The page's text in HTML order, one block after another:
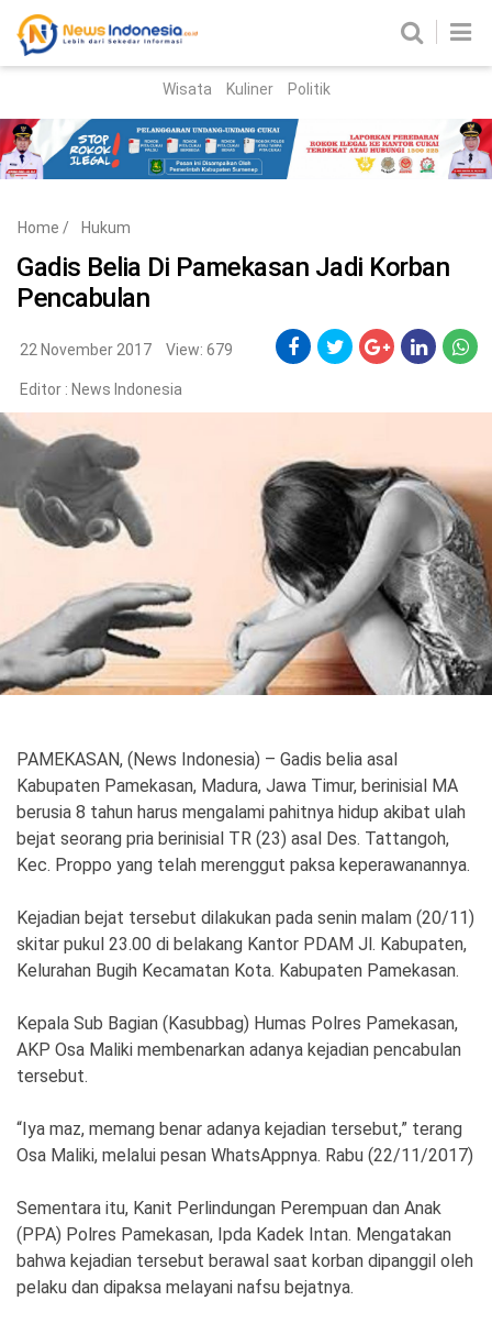
Parlemen
Nasional
Peristiwa
Hukum Kriminal
Korupsi
Politik
Gaya Hidup
Kesehatan Kuliner
Otomotif
Iptek
Teknologi
SosBud
Wisata
Indeks Birokrasi
Wisata Kuliner Politik
Home / Hukum
Gadis Belia Di Pamekasan Jadi Korban
Pencabulan
22 November 2017 View: 679
Editor : News Indonesia
PAMEKASAN, (News Indonesia) – Gadis belia asal
Kabupaten Pamekasan, Madura, Jawa Timur, berinisial MA
berusia 8 tahun harus mengalami pahitnya hidup akibat ulah
bejat seorang pria berinisial TR (23) asal Des. Tattangoh,
Kec. Proppo yang telah merenggut paksa keperawanannya.
Kejadian bejat tersebut dilakukan pada senin malam (20/11)
skitar pukul 23.00 di belakang Kantor PDAM Jl. Kabupaten,
Kelurahan Bugih Kecamatan Kota. Kabupaten Pamekasan.
Kepala Sub Bagian (Kasubbag) Humas Polres Pamekasan,
AKP Osa Maliki membenarkan adanya kejadian pencabulan
tersebut.
“Iya maz, memang benar adanya kejadian tersebut,” terang
Osa Maliki, melalui pesan WhatsAppnya. Rabu (22/11/2017)
Sementara itu, Kanit Perlindungan Perempuan dan Anak
(PPA) Polres Pamekasan, Ipda Kadek Intan. Mengatakan
bahwa kejadian tersebut berawal saat korban dipanggil oleh
pelaku dan dipaksa melayani nafsu bejatnya.